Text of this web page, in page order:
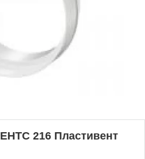
216 Пластивент